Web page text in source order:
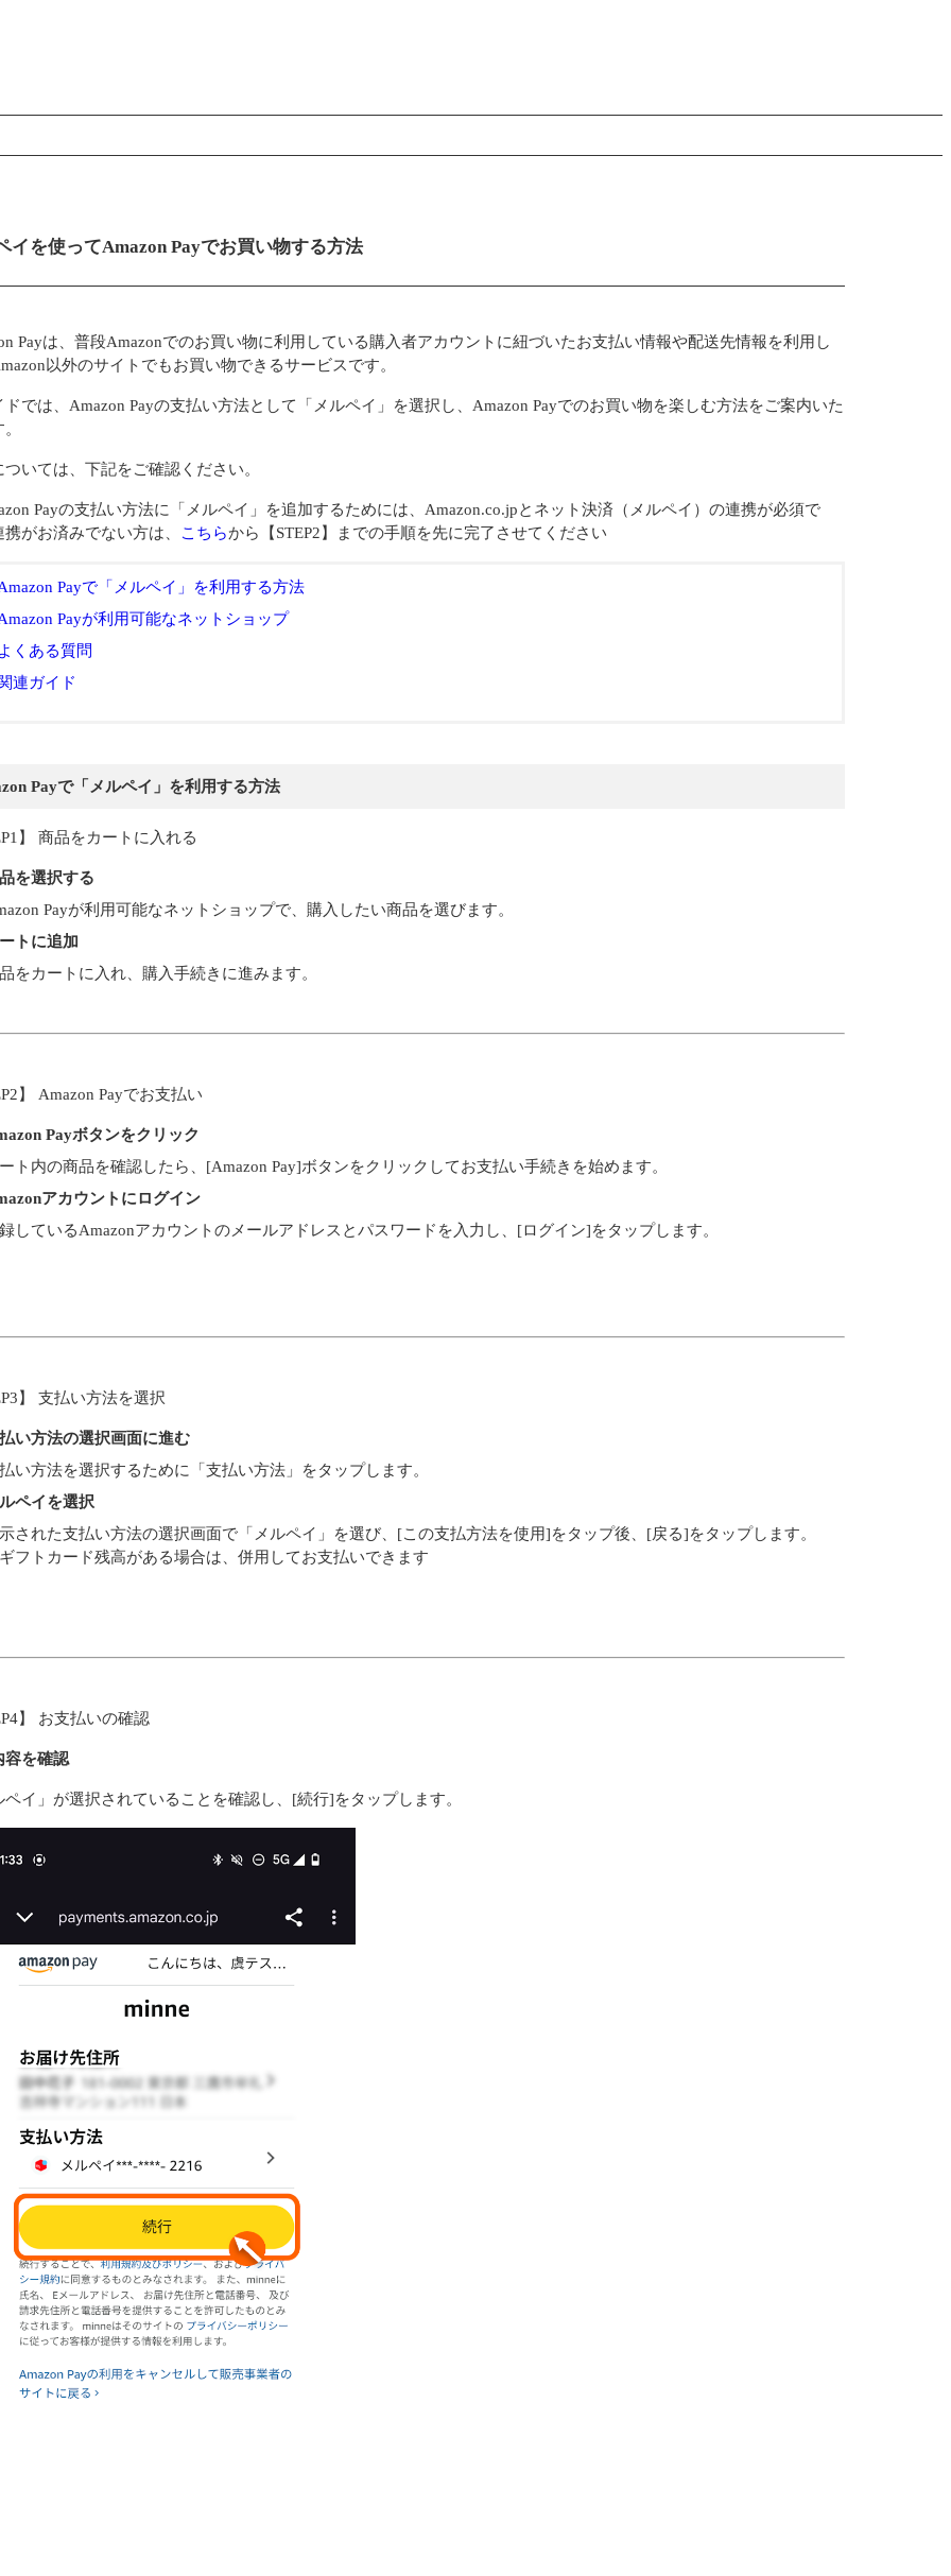
ンテンツ
イを使ってAmazon Payでお買い物する方法
Payは、普段Amazonでのお買い物に利用している購入者アカウントに紐づいたお支払い情報や配送先情報を利用し
以外のサイトでもお買い物できるサービスです。
ドでは、Amazon Payの支払い方法として「メルペイ」を選択し、Amazon Payでのお買い物を楽しむ方法をご案内いた
ついては、下記をご確認ください。
Payの支払い方法に「メルペイ」を追加するためには、Amazon.co.jpとネット決済（メルペイ）の連携が必須で
携がお済みでない方は、
こちらから【STEP2】までの手順を先に完了させてください
Payで「メルペイ」を利用する方法
Payが利用可能なネットショップ
くある質問
連ガイド
Payで「メルペイ」を利用する方法
】 商品をカートに入れる
を選択する
Payが利用可能なネットショップで、購入したい商品を選びます。
トに追加
をカートに入れ、購入手続きに進みます。
】 Amazon Payでお支払い
Payボタンをクリック
ト内の商品を確認したら、[Amazon Pay]ボタンをクリックしてお支払い手続きを始めます。
アカウントにログイン
しているAmazonアカウントのメールアドレスとパスワードを入力し、[ログイン]をタップします。
】 支払い方法を選択
い方法の選択画面に進む
い方法を選択するために「支払い方法」をタップします。
ペイを選択
された支払い方法の選択画面で「メルペイ」を選び、[この支払方法を使用]をタップ後、[戻る]をタップします。
フトカード残高がある場合は、併用してお支払いできます
】 お支払いの確認
容を確認
ペイ」が選択されていることを確認し、[続行]をタップします。